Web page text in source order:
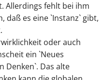
Allerdings fehlt bei ihm
daß es eine `Instanz` gibt,
oder auch
ein `Neues
Denken`. Das alte